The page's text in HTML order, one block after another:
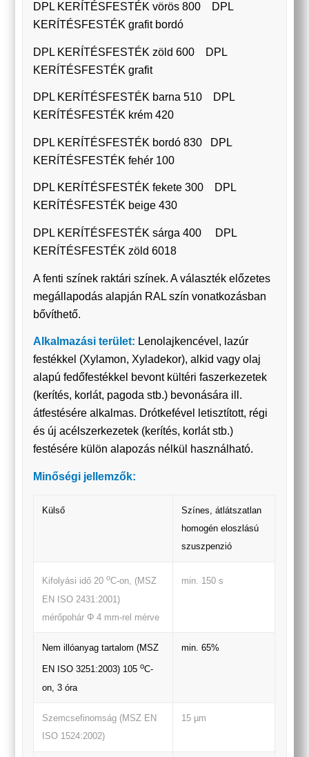
DPL KERÍTÉSFESTÉK vörös 800 DPL
KERÍTÉSFESTÉK grafit bordó
DPL KERÍTÉSFESTÉK zöld 600 DPL
KERÍTÉSFESTÉK grafit
DPL KERÍTÉSFESTÉK barna 510 DPL
KERÍTÉSFESTÉK krém 420
DPL KERÍTÉSFESTÉK bordó 830 DPL
KERÍTÉSFESTÉK fehér 100
DPL KERÍTÉSFESTÉK fekete 300 DPL
KERÍTÉSFESTÉK beige 430
DPL KERÍTÉSFESTÉK sárga 400 DPL
KERÍTÉSFESTÉK zöld 6018
A fenti színek raktári színek. A választék előzetes
megállapodás alapján RAL szín vonatkozásban
bővíthető.
Alkalmazási terület: Lenolajkencével, lazúr
festékkel (Xylamon, Xyladekor), alkid vagy olaj
alapú fedőfestékkel bevont kültéri faszerkezetek
(kerítés, korlát, pagoda stb.) bevonására ill.
átfestésére alkalmas. Drótkefével letisztított, régi
és új acélszerkezetek (kerítés, korlát stb.)
festésére külön alapozás nélkül használható.
Minőségi jellemzők:
Külső
Színes, átlátszatlan
homogén eloszlású
szuszpenzió
Kifolyási idő 20oC-on, (MSZ
EN ISO 2431:2001)
mérőpohár Φ 4 mm-rel mérve
min. 150 s
Nem illóanyag tartalom (MSZ
EN ISO 3251:2003) 105oC-
on, 3 óra
min. 65%
Szemcsefinomság (MSZ EN
ISO 1524:2002)
15 µm